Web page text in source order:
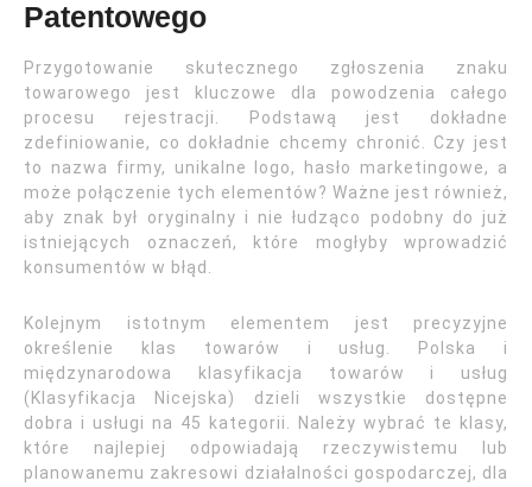
Patentowego
Przygotowanie skutecznego zgłoszenia znaku
towarowego jest kluczowe dla powodzenia całego
procesu rejestracji. Podstawą jest dokładne
zdefiniowanie, co dokładnie chcemy chronić. Czy jest
to nazwa firmy, unikalne logo, hasło marketingowe, a
może połączenie tych elementów? Ważne jest również,
aby znak był oryginalny i nie łudząco podobny do już
istniejących oznaczeń, które mogłyby wprowadzić
konsumentów w błąd.
Kolejnym istotnym elementem jest precyzyjne
określenie klas towarów i usług. Polska i
międzynarodowa klasyfikacja towarów i usług
(Klasyfikacja Nicejska) dzieli wszystkie dostępne
dobra i usługi na 45 kategorii. Należy wybrać te klasy,
które najlepiej odpowiadają rzeczywistemu lub
planowanemu zakresowi działalności gospodarczej, dla